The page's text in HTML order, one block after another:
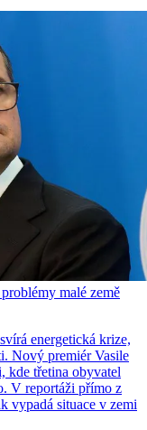
malé země
energetická krize,
Nový premiér Vasile
kde třetina obyvatel
V reportáži přímo z
vypadá situace v zemi